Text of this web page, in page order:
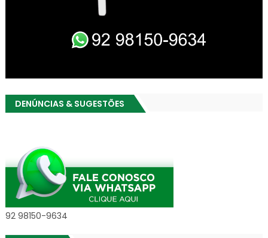
DENÚNCIAS & SUGESTÕES
92 98150-9634